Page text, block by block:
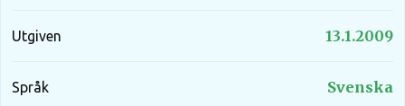
Utgiven 13.1.2009
Språk Svenska